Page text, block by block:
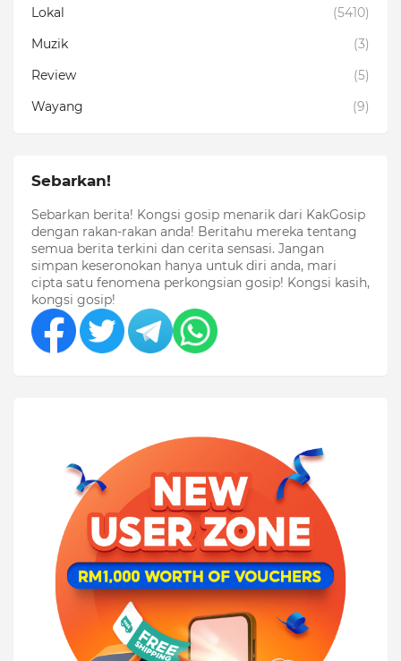
Lokal
(5410)
Muzik
(3)
Review
(5)
Wayang
(9)
Sebarkan!
Sebarkan berita! Kongsi gosip menarik dari KakGosip
dengan rakan-rakan anda! Beritahu mereka tentang
semua berita terkini dan cerita sensasi. Jangan
simpan keseronokan hanya untuk diri anda, mari
cipta satu fenomena perkongsian gosip! Kongsi kasih,
kongsi gosip!